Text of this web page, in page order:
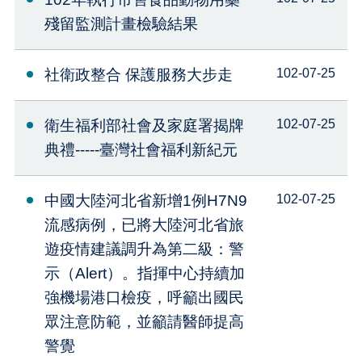
殘留監測計畫檢驗結果
社衛政整合 保護服務大步走 102-07-25
衛生福利部社會及家庭署揭牌
典禮-----臺灣社會福利新紀元
102-07-25
中國大陸河北省新增1例H7N9
流感病例，已將大陸河北省旅
遊疫情建議調升為第二級：警
示（Alert）。指揮中心持續加
強機場港口檢疫，呼籲出國民
眾注意防範，並籲請醫師提高
警覺
102-07-25